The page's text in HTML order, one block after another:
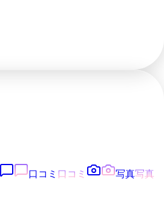
口コミ 口コミ 写真写真